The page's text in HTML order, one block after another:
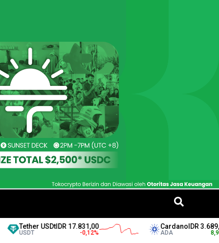
USDtIDR 17.831,00 Cardano IDR 3.689,00
ADA 8,92